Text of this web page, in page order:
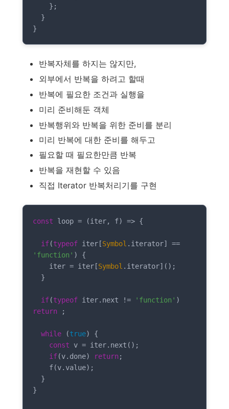
반복자체를 하지는 않지만,
외부에서 반복을 하려고 할때
반복에 필요한 조건과 실행을
미리 준비해둔 객체
반복행위와 반복을 위한 준비를 분리
미리 반복에 대한 준비를 해두고
필요할 때 필요한만큼 반복
반복을 재현할 수 있음
직접 Iterator 반복처리기를 구현
const loop = (iter, f) => {
if(typeof iter[Symbol
'function' ) {
    iter = iter[
Symbol .iterator]();
if(typeof iter.next != 'function'
return ;
while (true) {
const v = iter.next();
if(v.done) return ;
}